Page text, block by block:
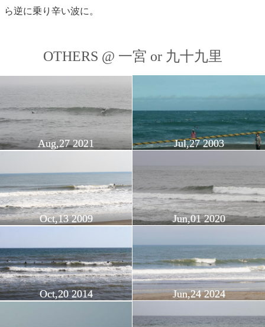
ら逆に乗り辛い波に。
OTHERS @ 一宮 or 九十九里
Aug,27 2021 Jul,27 2003
Oct,13 2009 Jun,01 2020
Oct,20 2014 Jun,24 2024